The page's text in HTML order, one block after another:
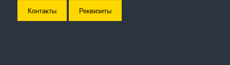
Контакты Реквизиты